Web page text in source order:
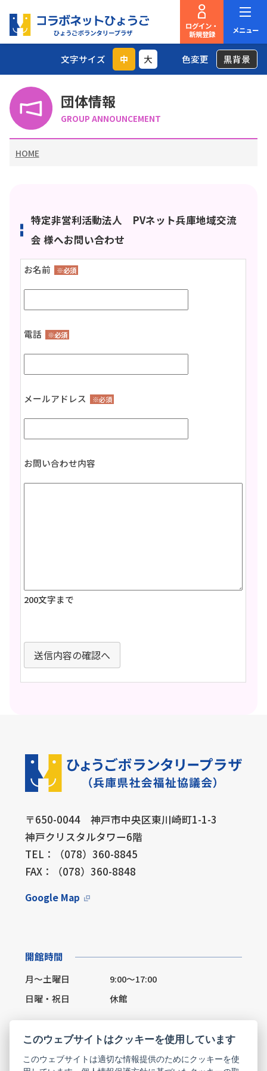
ログイン・
新規登録
メニュー
文字サイズ 中 大 色変更 黒背景
団体情報
GROUP ANNOUNCEMENT
HOME
特定非営利活動法人 PVネット兵庫地域交流
会 様へお問い合わせ
お名前 ※必須
電話 ※必須
メールアドレス ※必須
お問い合わせ内容
200文字まで
〒650-0044 神戸市中央区東川崎町1-1-3
神戸クリスタルタワー6階
TEL：（078）360-8845
FAX：（078）360-8848
Google Map
開館時間
月～土曜日
9:00～17:00
日曜・祝日
休館
Facebook X(Twitter)
このウェブサイトはクッキーを使用しています
このウェブサイトは適切な情報提供のためにクッキーを使